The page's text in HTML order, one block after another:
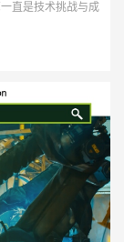
直是技术挑战与成